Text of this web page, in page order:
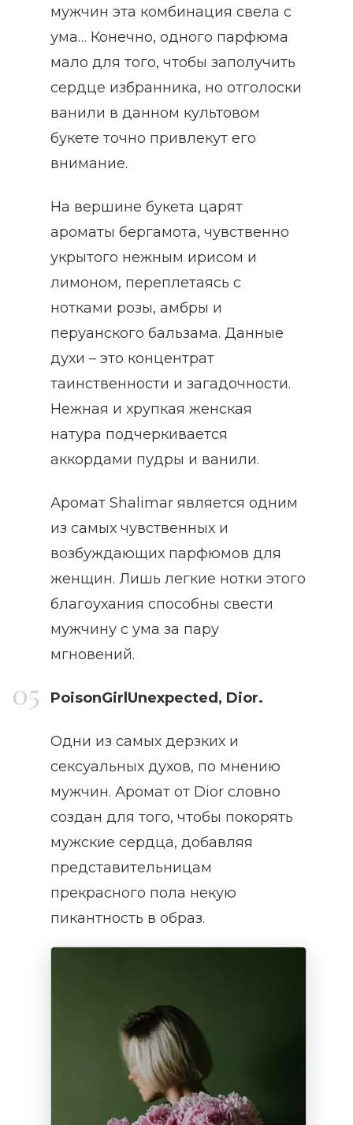
мужчин эта комбинация свела с
ума… Конечно, одного парфюма
мало для того, чтобы заполучить
сердце избранника, но отголоски
ванили в данном культовом
букете точно привлекут его
внимание.
На вершине букета царят
ароматы бергамота, чувственно
укрытого нежным ирисом и
лимоном, переплетаясь с
нотками розы, амбры и
перуанского бальзама. Данные
духи – это концентрат
таинственности и загадочности.
Нежная и хрупкая женская
натура подчеркивается
аккордами пудры и ванили.
Аромат Shalimar является одним
из самых чувственных и
возбуждающих парфюмов для
женщин. Лишь легкие нотки этого
благоухания способны свести
мужчину с ума за пару
мгновений.
PoisonGirlUnexpected, Dior.
Одни из самых дерзких и
сексуальных духов, по мнению
мужчин. Аромат от Dior словно
создан для того, чтобы покорять
мужские сердца, добавляя
представительницам
прекрасного пола некую
пикантность в образ.